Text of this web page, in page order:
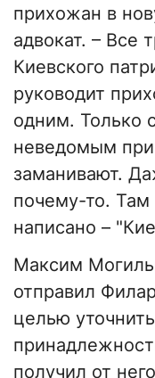
прихожан в
адвокат. – Все
Киевского
руководит
одним. Только
неведомым
заманивают.
почему-то.
написано –
Максим
отправил
целью
получил от